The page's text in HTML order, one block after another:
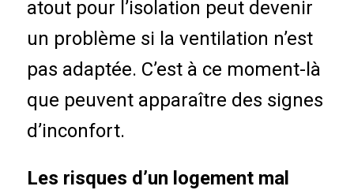
atout pour l’isolation peut devenir
un problème si la ventilation n’est
pas adaptée. C’est à ce moment-là
que peuvent apparaître des signes
d’inconfort.
Les risques d’un logement mal